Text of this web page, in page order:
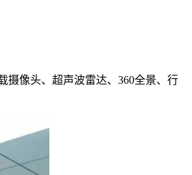
摄像头、超声波雷达、360全景、行